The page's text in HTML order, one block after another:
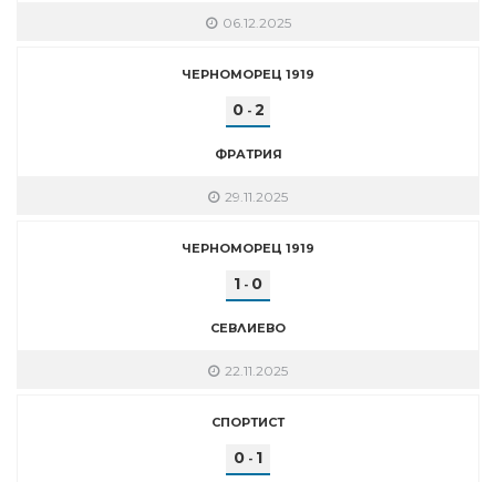
06.12.2025
ЧЕРНОМОРЕЦ 1919
0- 2
ФРАТРИЯ
29.11.2025
ЧЕРНОМОРЕЦ 1919
1 - 0
СЕВЛИЕВО
22.11.2025
СПОРТИСТ
0 - 1